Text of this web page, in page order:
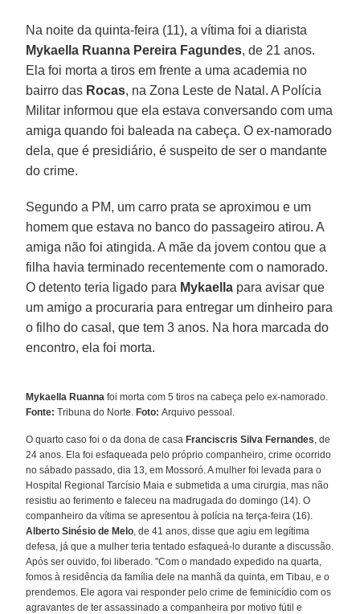
Na noite da quinta-feira (11), a vítima foi a diarista
Mykaella Ruanna Pereira Fagundes, de 21 anos.
Ela foi morta a tiros em frente a uma academia no
bairro das Rocas, na Zona Leste de Natal. A Polícia
Militar informou que ela estava conversando com uma
amiga quando foi baleada na cabeça. O ex-namorado
dela, que é presidiário, é suspeito de ser o mandante
do crime.
Segundo a PM, um carro prata se aproximou e um
homem que estava no banco do passageiro atirou. A
amiga não foi atingida. A mãe da jovem contou que a
filha havia terminado recentemente com o namorado.
O detento teria ligado para Mykaella para avisar que
um amigo a procuraria para entregar um dinheiro para
o filho do casal, que tem 3 anos. Na hora marcada do
encontro, ela foi morta.
Mykaella Ruanna foi morta com 5 tiros na cabeça pelo ex-namorado.
Fonte: Tribuna do Norte.Foto: Arquivo pessoal.
O quarto caso foi o da dona de casaFranciscris Silva Fernandes , de
24 anos. Ela foi esfaqueada pelo próprio companheiro, crime ocorrido
no sábado passado, dia 13, em Mossoró. A mulher foi levada para o
Hospital Regional Tarcísio Maia e submetida a uma cirurgia, mas não
resistiu ao ferimento e faleceu na madrugada do domingo (14). O
companheiro da vítima se apresentou à polícia na terça-feira (16).
Alberto Sinésio de Melo , de 41 anos, disse que agiu em legítima
defesa, já que a mulher teria tentado esfaqueá-lo durante a discussão.
Após ser ouvido, foi liberado. "Com o mandado expedido na quarta,
fomos à residência da família dele na manhã da quinta, em Tibau, e o
prendemos. Ele agora vai responder pelo crime de feminicídio com os
agravantes de ter assassinado a companheira por motivo fútil e